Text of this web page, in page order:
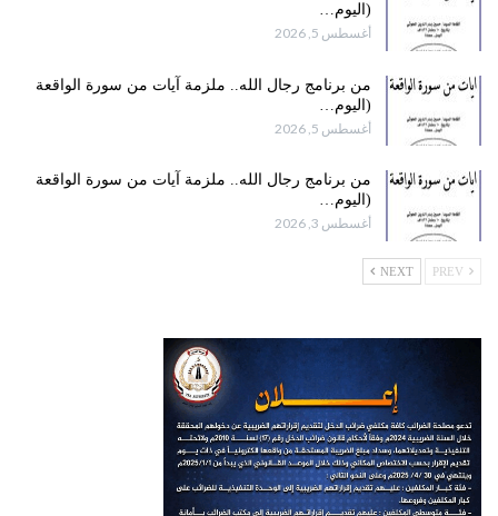
(اليوم…
أغسطس 5, 2026
من برنامج رجال الله.. ملزمة آيات من سورة الواقعة
(اليوم…
أغسطس 5, 2026
من برنامج رجال الله.. ملزمة آيات من سورة الواقعة
(اليوم…
أغسطس 3, 2026
NEXT